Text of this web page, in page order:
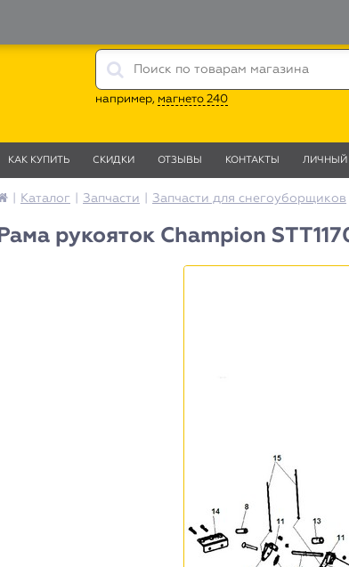
Каталог Запчасти Запчасти для снегоуборщиков
Рама рукояток Champion
например, магнето 240
КАК КУПИТЬ СКИДКИ ОТЗЫВЫ КОНТАКТЫ ЛИЧНЫЙ